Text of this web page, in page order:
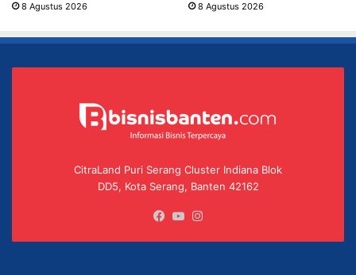
8 Agustus 2026 8 Agustus 2026
CitraLand Puri Serang Cluster Indiana Blok
DD5, Kota Serang, Banten 42162
Facebook
YouTube